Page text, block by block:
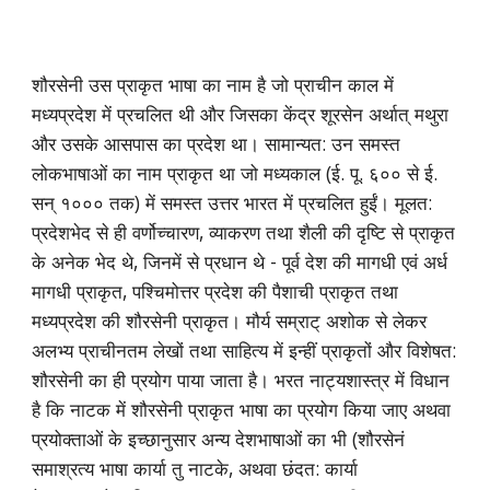
शौरसेनी उस प्राकृत भाषा का नाम है जो प्राचीन काल में
मध्यप्रदेश में प्रचलित थी और जिसका केंद्र शूरसेन अर्थात् मथुरा
और उसके आसपास का प्रदेश था। सामान्यत: उन समस्त
लोकभाषाओं का नाम प्राकृत था जो मध्यकाल (ई. पू. ६०० से ई.
सन् १००० तक) में समस्त उत्तर भारत में प्रचलित हुईं। मूलत:
प्रदेशभेद से ही वर्णोच्चारण, व्याकरण तथा शैली की दृष्टि से प्राकृत
के अनेक भेद थे, जिनमें से प्रधान थे - पूर्व देश की मागधी एवं अर्ध
मागधी प्राकृत, पश्चिमोत्तर प्रदेश की पैशाची प्राकृत तथा
मध्यप्रदेश की शौरसेनी प्राकृत। मौर्य सम्राट् अशोक से लेकर
अलभ्य प्राचीनतम लेखों तथा साहित्य में इन्हीं प्राकृतों और विशेषत:
शौरसेनी का ही प्रयोग पाया जाता है। भरत नाट्यशास्त्र में विधान
है कि नाटक में शौरसेनी प्राकृत भाषा का प्रयोग किया जाए अथवा
प्रयोक्ताओं के इच्छानुसार अन्य देशभाषाओं का भी (शौरसेनं
समाश्रत्य भाषा कार्या तु नाटके, अथवा छंदत: कार्या